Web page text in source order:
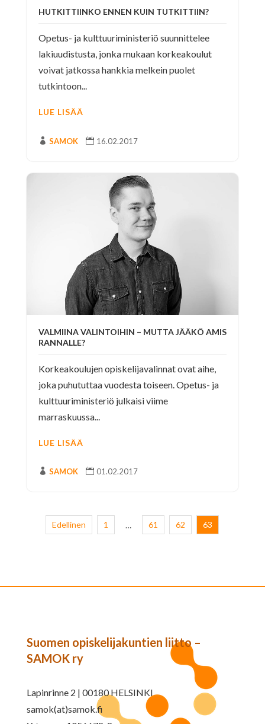
HUTKITTIINKO ENNEN KUIN TUTKITTIIN?
Opetus- ja kulttuuriministeriö suunnittelee
lakiuudistusta, jonka mukaan korkeakoulut
voivat jatkossa hankkia melkein puolet
tutkintoon...
LUE LISÄÄ
 SAMOK  16.02.2017
VALMIINA VALINTOIHIN – MUTTA JÄÄKÖ AMIS
RANNALLE?
Korkeakoulujen opiskelijavalinnat ovat aihe,
joka puhututtaa vuodesta toiseen. Opetus- ja
kulttuuriministeriö julkaisi viime
marraskuussa...
LUE LISÄÄ
 SAMOK  01.02.2017
Edellinen 1 … 61 62 63
Suomen opiskelijakuntien liitto –
SAMOK ry
Lapinrinne 2 | 00180 HELSINKI
samok(at)samok.fi